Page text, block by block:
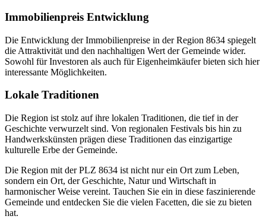
Immobilienpreis Entwicklung
Die Entwicklung der Immobilienpreise in der Region 8634 spiegelt
die Attraktivität und den nachhaltigen Wert der Gemeinde wider.
Sowohl für Investoren als auch für Eigenheimkäufer bieten sich hier
interessante Möglichkeiten.
Lokale Traditionen
Die Region ist stolz auf ihre lokalen Traditionen, die tief in der
Geschichte verwurzelt sind. Von regionalen Festivals bis hin zu
Handwerkskünsten prägen diese Traditionen das einzigartige
kulturelle Erbe der Gemeinde.
Die Region mit der PLZ 8634 ist nicht nur ein Ort zum Leben,
sondern ein Ort, der Geschichte, Natur und Wirtschaft in
harmonischer Weise vereint. Tauchen Sie ein in diese faszinierende
Gemeinde und entdecken Sie die vielen Facetten, die sie zu bieten
hat.